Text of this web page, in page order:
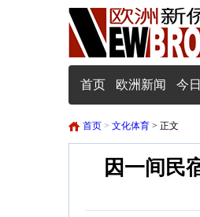
首页 欧洲新闻 今
首页 > 文化体育 > 正文
因一间民